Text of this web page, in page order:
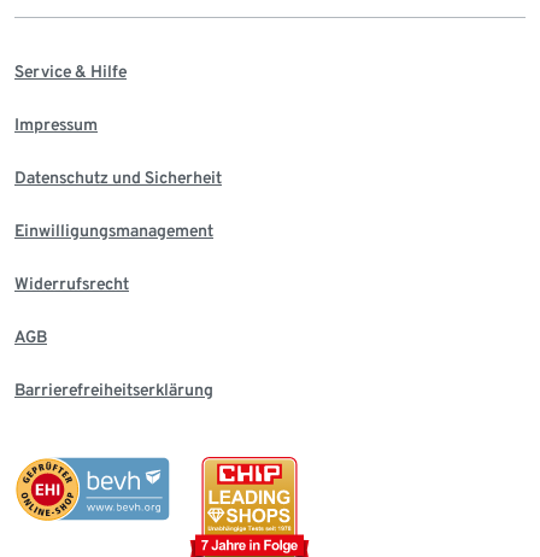
Service & Hilfe
Impressum
Datenschutz und Sicherheit
Einwilligungsmanagement
Widerrufsrecht
AGB
Barrierefreiheitserklärung